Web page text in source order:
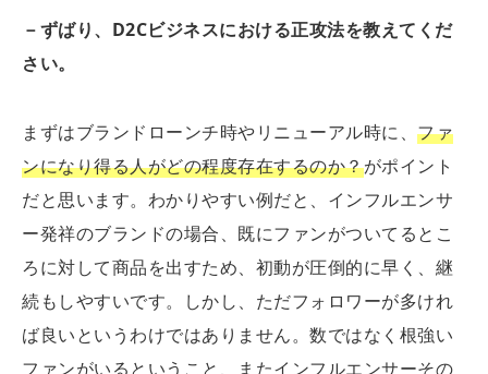
－ずばり、D2Cビジネスにおける正攻法を教えてくだ
さい。
まずはブランドローンチ時やリニューアル時に、 ファ
ンになり得る人がどの程度存在するのか？がポイント
だと思います。わかりやすい例だと、インフルエンサ
ー発祥のブランドの場合、既にファンがついてるとこ
ろに対して商品を出すため、初動が圧倒的に早く、継
続もしやすいです。しかし、ただフォロワーが多けれ
ば良いというわけではありません。数ではなく根強い
ファンがいるということ、またインフルエンサーその